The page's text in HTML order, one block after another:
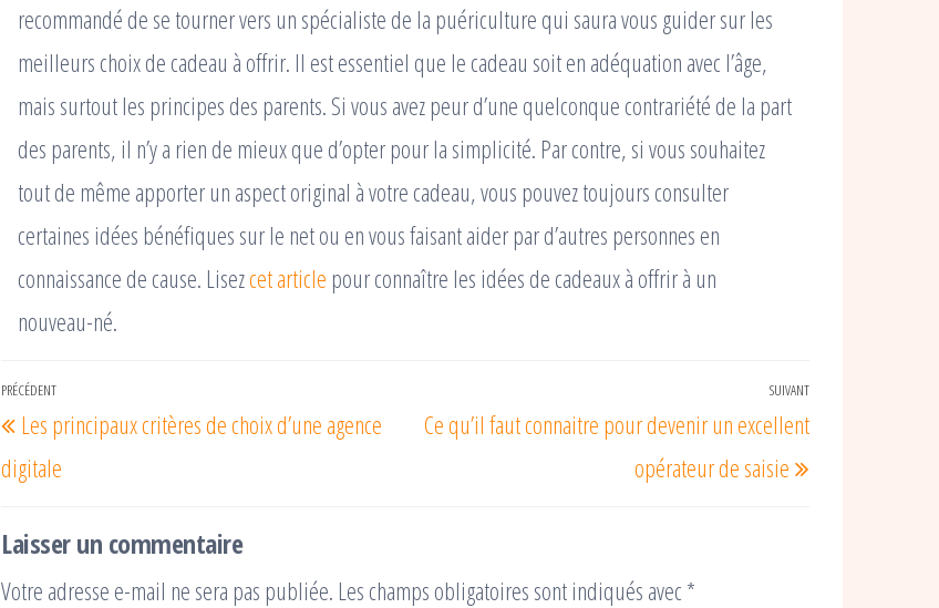
recommandé de se tourner vers un spécialiste de la puériculture qui saura vous guider sur les
meilleurs choix de cadeau à offrir. Il est essentiel que le cadeau soit en adéquation avec l’âge,
mais surtout les principes des parents. Si vous avez peur d’une quelconque contrariété de la part
des parents, il n’y a rien de mieux que d’opter pour la simplicité. Par contre, si vous souhaitez
tout de même apporter un aspect original à votre cadeau, vous pouvez toujours consulter
certaines idées bénéfiques sur le net ou en vous faisant aider par d’autres personnes en
connaissance de cause. Lisezcet article pour connaître les idées de cadeaux à offrir à un
nouveau-né.
Navigation
de
l’article
Article
précédent
PRÉCÉDENT
Les principaux critères de choix d’une agence
digitale
Article
suivant
SUIVANT
Ce qu’il faut connaitre pour devenir un excellent
opérateur de saisie
Laisser un commentaire
Votre adresse e-mail ne sera pas publiée. Les champs obligatoires sont indiqués avec *